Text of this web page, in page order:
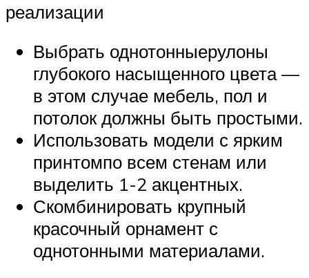
реализации
Выбрать однотонныерулоны
глубокого насыщенного цвета —
в этом случае мебель, пол и
потолок должны быть простыми.
Использовать модели с ярким
принтомпо всем стенам или
выделить 1-2 акцентных.
Скомбинировать крупный
красочный орнамент с
однотонными материалами.